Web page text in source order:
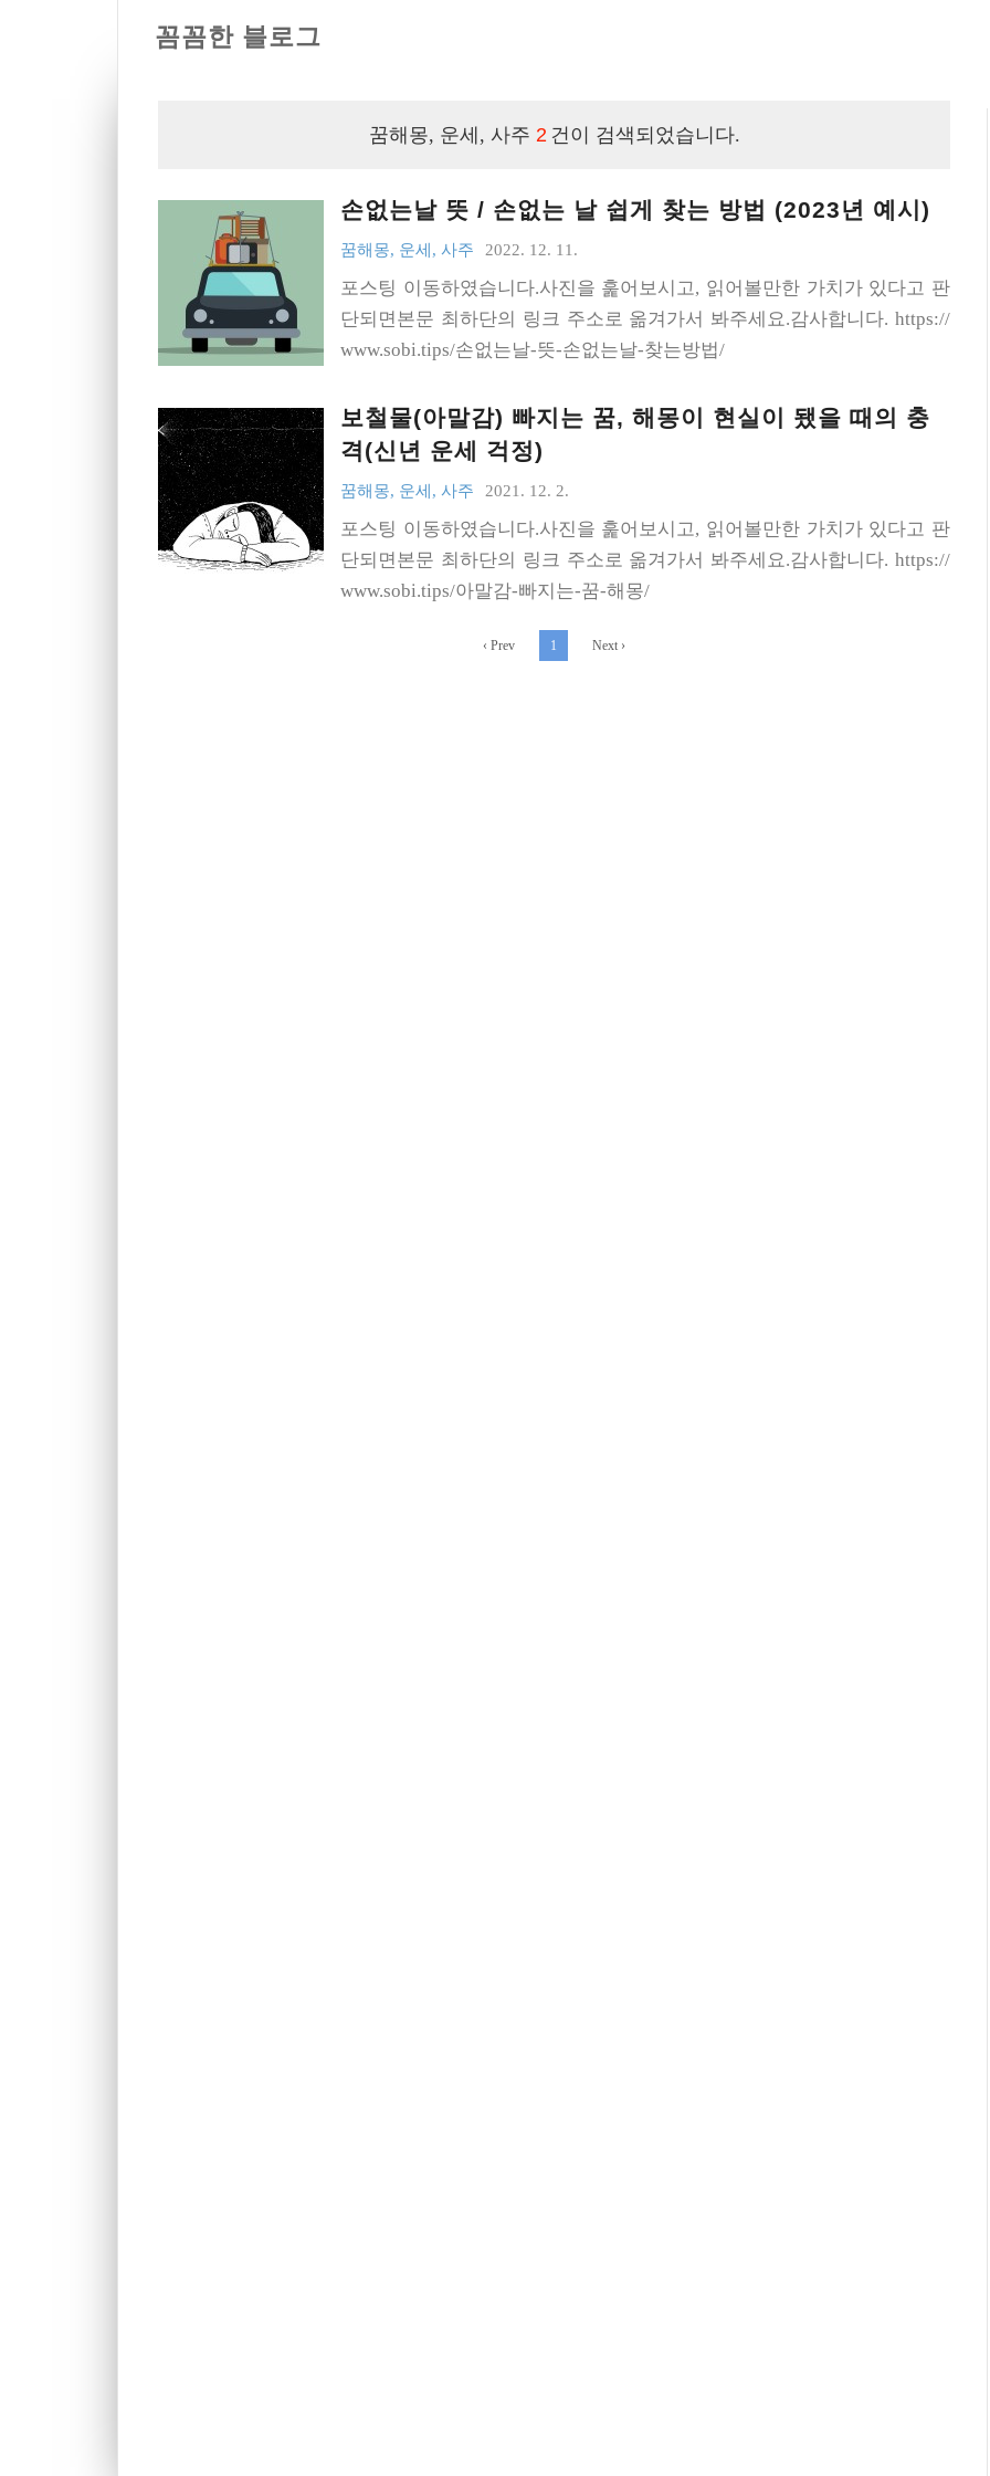
꼼꼼한 블로그
꿈해몽, 운세, 사주 2 건이 검색되었습니다.
손없는날 뜻 / 손없는 날 쉽게 찾는 방법 (2023년 예시)
꿈해몽, 운세, 사주 2022. 12. 11.
포스팅 이동하였습니다.사진을 훑어보시고, 읽어볼만한 가치가 있다고 판
단되면본문 최하단의 링크 주소로 옮겨가서 봐주세요.감사합니다. https://
www.sobi.tips/손없는날-뜻-손없는날-찾는방법/
보철물(아말감) 빠지는 꿈, 해몽이 현실이 됐을 때의 충
격(신년 운세 걱정)
꿈해몽, 운세, 사주 2021. 12. 2.
포스팅 이동하였습니다.사진을 훑어보시고, 읽어볼만한 가치가 있다고 판
단되면본문 최하단의 링크 주소로 옮겨가서 봐주세요.감사합니다. https://
www.sobi.tips/아말감-빠지는-꿈-해몽/
‹ Prev 1 Next ›